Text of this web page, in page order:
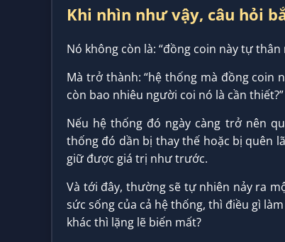
Khi nhìn như vậy, câu hỏi
Nó không còn là: “đồng coin này tự thân
Mà trở thành: “hệ thống mà đồng coin
còn bao nhiêu người coi nó là cần thiết?”
Nếu hệ thống đó ngày càng trở nên
thống đó dần bị thay thế hoặc bị quên
giữ được giá trị như trước.
Và tới đây, thường sẽ tự nhiên nảy ra
sức sống của cả hệ thống, thì điều gì
khác thì lặng lẽ biến mất?